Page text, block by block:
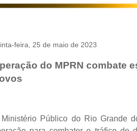
feira, 25 de maio de 2023
do MPRN combate
Público do Rio Grande